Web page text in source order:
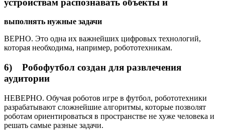
выполнять нужные задачи
ВЕРНО. Это одна их важнейших цифровых технологий,
которая необходима, например, робототехникам.
6) Робофутбол создан для развлечения
аудитории
НЕВЕРНО. Обучая роботов игре в футбол, робототехники
разрабатывают сложнейшие алгоритмы, которые позволят
роботам ориентироваться в пространстве не хуже человека и
решать самые разные задачи.